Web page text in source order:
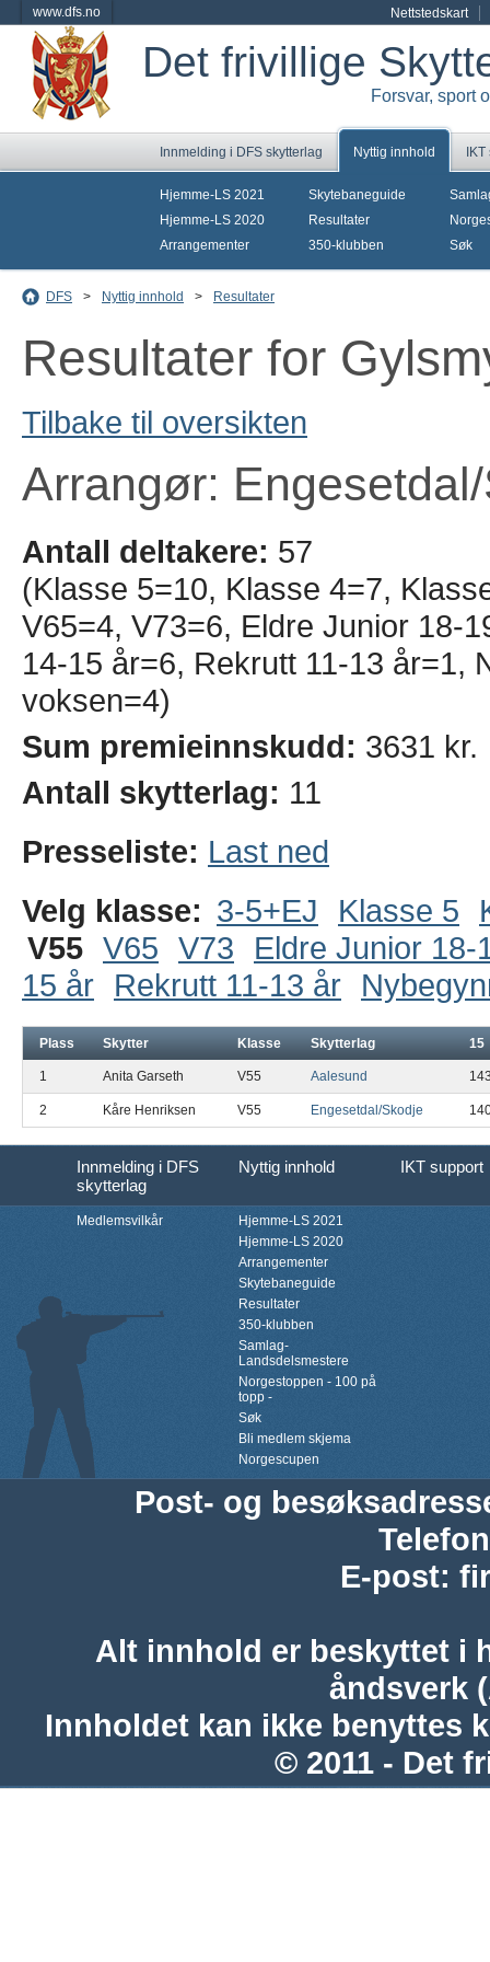
www.dfs.no Nettstedskart
Det frivillige
Forsvar, sport
Innmelding i DFS skytterlag Nyttig innhold
Hjemme-LS 2021
Hjemme-LS 2020
Arrangementer
Skytebaneguide
Resultater
350-klubben
Søk
DFS > Nyttig innhold > Resultater
Resultater for
Tilbake til oversikten
Arrangør:
Antall deltakere: 57
(Klasse 5=10, Klasse 4=7,
V65=4, V73=6, Eldre Junior 18-
14-15 år=6, Rekrutt 11-13 år=1,
voksen=4)
Sum premieinnskudd: 3631 kr.
Antall skytterlag: 11
Presseliste: Last ned
Velg klasse: 3-5+EJ Klasse 5
V55 V65 V73
Eldre Junior 18-
15 år
Rekrutt 11-13 år
Plass Skytter Klasse Skytterlag 15
1 Anita Garseth V55 Aalesund
2 Kåre Henriksen V55 Engesetdal/Skodje
Innmelding i DFS
skytterlag
Nyttig innhold IKT support
Medlemsvilkår
Hjemme-LS 2021
Hjemme-LS 2020
Arrangementer
Skytebaneguide
Resultater
350-klubben
Samlag-
Landsdelsmestere
Norgestoppen - 100 på
topp -
Søk
Bli medlem skjema
Norgescupen
Post- og
Telefon
E-post:
Alt innhold er beskyttet i
åndsverk
Innholdet kan ikke benyttes
© 2011 - Det